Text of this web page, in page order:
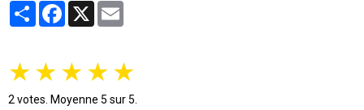
PartagerFacebook
X
★★★★★
2votes. Moyenne 5 sur 5.